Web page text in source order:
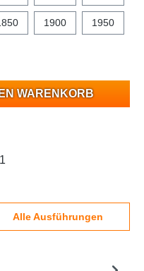
1900 1950
WARENKORB
Alle Ausführungen